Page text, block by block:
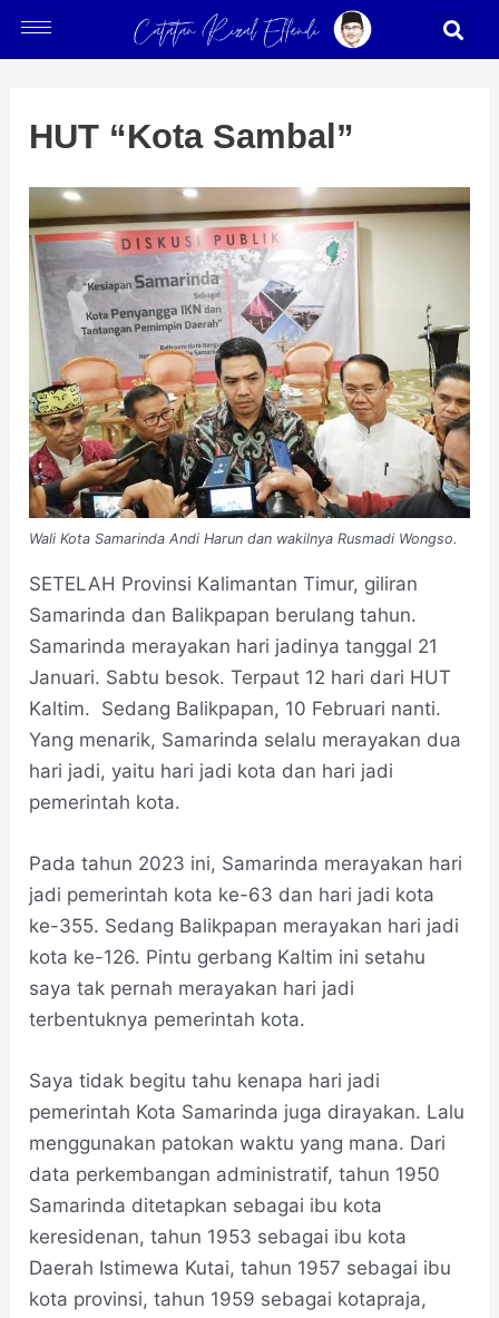
Skip
to
HUT “Kota Sambal”
Wali Kota Samarinda Andi Harun dan wakilnya Rusmadi Wongso.
SETELAH Provinsi Kalimantan Timur, giliran
Samarinda dan Balikpapan berulang tahun.
Samarinda merayakan hari jadinya tanggal 21
Januari. Sabtu besok. Terpaut 12 hari dari HUT
Kaltim. Sedang Balikpapan, 10 Februari nanti.
Yang menarik, Samarinda selalu merayakan dua
hari jadi, yaitu hari jadi kota dan hari jadi
pemerintah kota.
Pada tahun 2023 ini, Samarinda merayakan hari
jadi pemerintah kota ke-63 dan hari jadi kota
ke-355. Sedang Balikpapan merayakan hari jadi
kota ke-126. Pintu gerbang Kaltim ini setahu
saya tak pernah merayakan hari jadi
terbentuknya pemerintah kota.
Saya tidak begitu tahu kenapa hari jadi
pemerintah Kota Samarinda juga dirayakan. Lalu
menggunakan patokan waktu yang mana. Dari
data perkembangan administratif, tahun 1950
Samarinda ditetapkan sebagai ibu kota
keresidenan, tahun 1953 sebagai ibu kota
Daerah Istimewa Kutai, tahun 1957 sebagai ibu
kota provinsi, tahun 1959 sebagai kotapraja,
Post
navigation